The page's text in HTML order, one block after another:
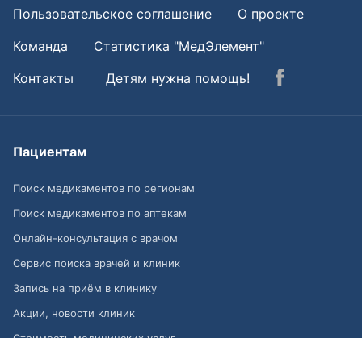
Пользовательское соглашение
О проекте
Команда
Статистика "МедЭлемент"
Контакты
Детям нужна помощь!
Пациентам
Поиск медикаментов по регионам
Поиск медикаментов по аптекам
Онлайн-консультация с врачом
Сервис поиска врачей и клиник
Запись на приём в клинику
Акции, новости клиник